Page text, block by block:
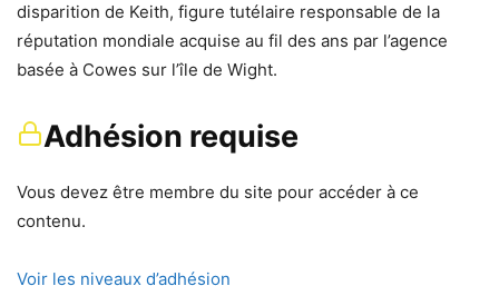
disparition de Keith, figure tutélaire responsable de la
réputation mondiale acquise au fil des ans par l’agence
basée à Cowes sur l’île de Wight.
Adhésion requise
Vous devez être membre du site pour accéder à ce
contenu.
Voir les niveaux d’adhésion